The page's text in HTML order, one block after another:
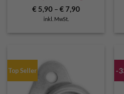
€5,90– €7,90
inkl. MwSt.
Top Seller -